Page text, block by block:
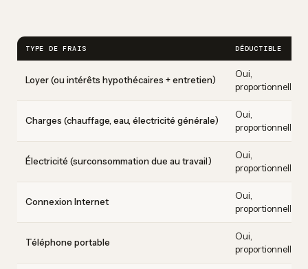
TYPE DE FRAIS DÉDUCTIBLE
Loyer (ou intérêts hypothécaires + entretien)
Oui,
Charges (chauffage, eau, électricité générale)
Oui,
Électricité (surconsommation due au travail)
Oui,
Connexion Internet
Oui,
Téléphone portable
Oui,